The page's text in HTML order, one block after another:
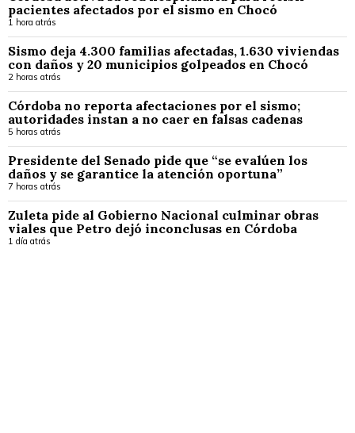
pacientes afectados por el sismo en Chocó
1 hora atrás
Sismo deja 4.300 familias afectadas, 1.630 viviendas
con daños y 20 municipios golpeados en Chocó
2 horas atrás
Córdoba no reporta afectaciones por el sismo;
autoridades instan a no caer en falsas cadenas
5 horas atrás
Presidente del Senado pide que “se evalúen los
daños y se garantice la atención oportuna”
7 horas atrás
Zuleta pide al Gobierno Nacional culminar obras
viales que Petro dejó inconclusas en Córdoba
1 día atrás